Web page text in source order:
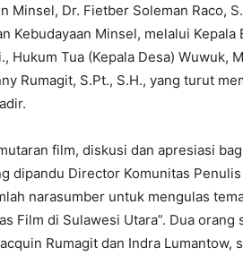
Minsel, Dr. Fietber Soleman Raco,
Kebudayaan Minsel, melalui Kepala
Hukum Tua (Kepala Desa) Wuwuk,
Rumagit, S.Pt., S.H., yang turut
film, diskusi dan apresiasi
dipandu Director Komunitas
narasumber untuk mengulas
Film di Sulawesi Utara”. Dua
Rumagit dan Indra Lumantow,